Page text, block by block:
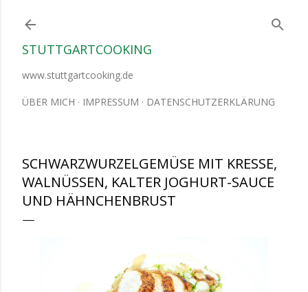
STUTTGARTCOOKING
www.stuttgartcooking.de
ÜBER MICH IMPRESSUM DATENSCHUTZERKLÄRUNG
SCHWARZWURZELGEMÜSE MIT KRESSE,
WALNÜSSEN, KALTER JOGHURT-SAUCE
UND HÄHNCHENBRUST